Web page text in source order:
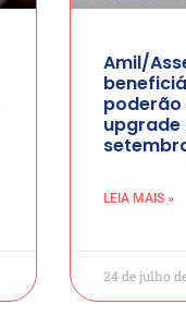
Amil/
upgrade
LEIA MAIS »
24 de julho